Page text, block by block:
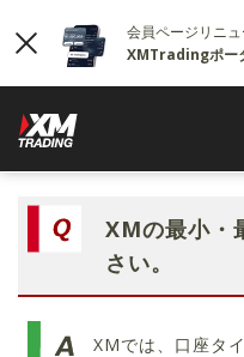
会員ページリニ
XMTradingポー
XMの最小・
さい。
XMでは、口座タ